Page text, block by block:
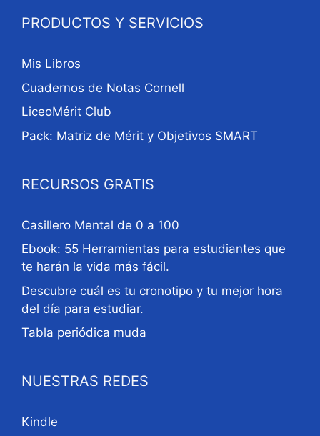
PRODUCTOS Y SERVICIOS
Mis Libros
Cuadernos de Notas Cornell
LiceoMérit Club
Pack: Matriz de Mérit y Objetivos SMART
RECURSOS GRATIS
Casillero Mental de 0 a 100
Ebook: 55 Herramientas para estudiantes que
te harán la vida más fácil.
Descubre cuál es tu cronotipo y tu mejor hora
del día para estudiar.
Tabla periódica muda
NUESTRAS REDES
Kindle